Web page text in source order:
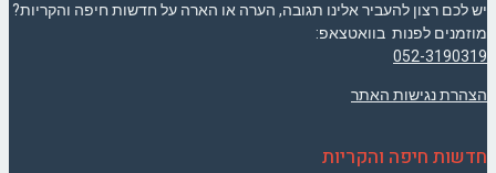
יש לכם רצון להעביר אלינו תגובה, הערה או הארה על חדשות חיפה והקריות?
מוזמנים לפנות בוואטצאפ:
052-3190319
הצהרת נגישות האתר
חדשות חיפה והקריות